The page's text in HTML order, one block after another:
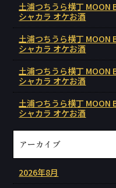
土浦つちうら横丁 MOON
シャカラ オケお酒
土浦つちうら横丁 MOON
シャカラ オケお酒
土浦つちうら横丁 MOON
シャカラ オケお酒
土浦つちうら横丁 MOON
シャカラ オケお酒
アーカイブ
2026年8月